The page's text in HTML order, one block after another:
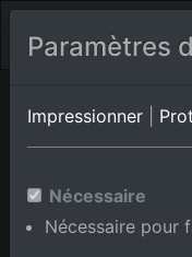
Bertincourt
Photos
en Pas de
Paramètres
Impressionner
Nécessaire
Nécessaire pour